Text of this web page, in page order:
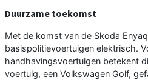
Duurzame toekomst
Met de komst van de Skoda
basispolitievoertuigen elektrisch.
handhavingsvoertuigen betekent
voertuig, een Volkswagen Golf,